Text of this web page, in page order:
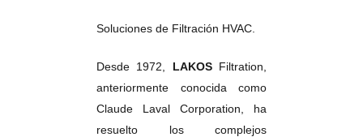
Soluciones de Filtración HVAC.
Desde 1972, LAKOSFiltration,
anteriormente conocida como
Claude Laval Corporation, ha
resuelto los complejos